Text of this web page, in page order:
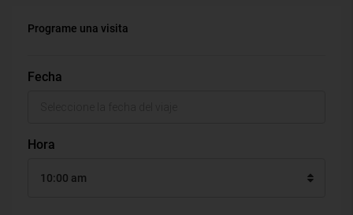
Programe una visita
Fecha
Hora
10:00 am